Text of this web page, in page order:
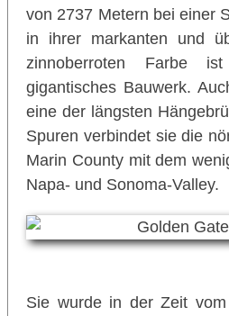
von 2737 Metern bei einer
in ihrer markanten und
zinnoberroten Farbe
gigantisches Bauwerk.
eine der längsten
Spuren verbindet sie die
Marin County mit dem
Napa- und Sonoma-Valley.
Sie wurde in der Zeit